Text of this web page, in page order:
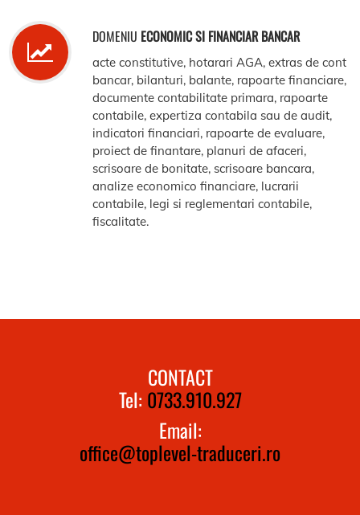
DOMENIU ECONOMIC SI FINANCIAR BANCAR
acte constitutive, hotarari AGA, extras de cont
bancar, bilanturi, balante, rapoarte financiare,
documente contabilitate primara, rapoarte
contabile, expertiza contabila sau de audit,
indicatori financiari, rapoarte de evaluare,
proiect de finantare, planuri de afaceri,
scrisoare de bonitate, scrisoare bancara,
analize economico financiare, lucrarii
contabile, legi si reglementari contabile,
fiscalitate.
CONTACT
Tel: 0733.910.927
Email:
office@toplevel-traduceri.ro